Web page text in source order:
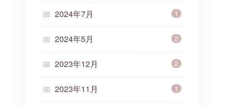
2024年7月 1
2024年5月 2
2023年12月 2
2023年11月 1